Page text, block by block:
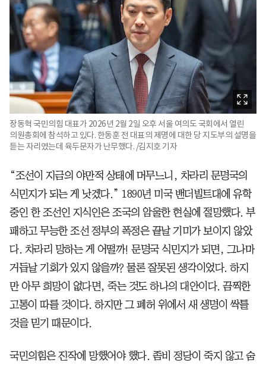
장동혁 국민의힘 대표가 2026년 2월 2일 오후 서울 여의도 국회에서 열린
의원총회에 참석하고 있다. 한동훈 전 대표의 제명에 대한 당 지도부의 설명을
듣는 자리였는데 육두문자가 난무했다. /김지호 기자
“조선이 지금의 야만적 상태에 머무느니, 차라리 문명국의
식민지가 되는 게 낫겠다.” 1890년 미국 밴더빌트대에 유학
중인 한 조선인 지식인은 조국의 암울한 현실에 절망했다. 부
패하고 무능한 조선 정부의 폭정은 끝날 기미가 보이지 않았
다. 차라리 망하는 게 어떨까! 문명국 식민지가 되면, 그나마
거듭날 기회가 있지 않을까? 물론 잘못된 생각이었다. 하지
만 아무 희망이 없다면, 죽는 것도 하나의 대안이다. 끔찍한
고통이 따를 것이다. 하지만 그 폐허 위에서 새 생명이 싹틀
것을 믿기 때문이다.
국민의힘은 진작에 망했어야 했다. 좀비 정당이 죽지 않고 숨